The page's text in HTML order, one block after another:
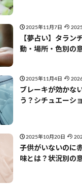
2025年11月7日
【夢占い】タラン
動・場所・色別の
2025年11月4日
ブレーキが効かな
う？シチュエーシ
2025年10月20日
子供がいないのに
味とは？状況別の